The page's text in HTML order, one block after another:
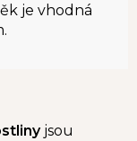
je vhodná
jsou